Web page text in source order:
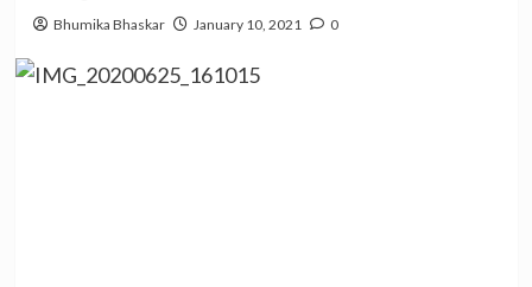
Bhumika Bhaskar January 10, 2021 0